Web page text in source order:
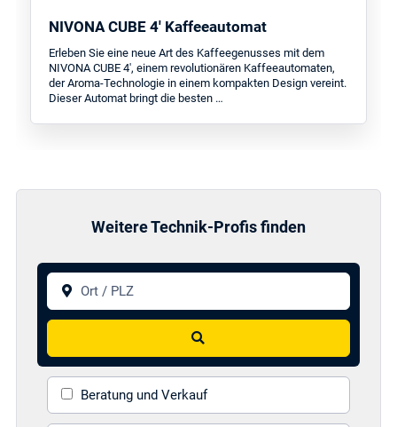
NIVONA CUBE 4' Kaffeeautomat
Erleben Sie eine neue Art des Kaffeegenusses mit dem
NIVONA CUBE 4', einem revolutionären Kaffeeautomaten,
der Aroma-Technologie in einem kompakten Design vereint.
Dieser Automat bringt die besten …
Weitere Technik-Profis finden
Ort / PLZ
Suchen
Beratung und Verkauf